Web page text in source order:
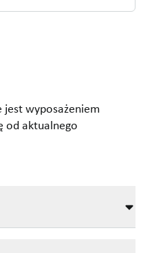
jest wyposażeniem
od aktualnego